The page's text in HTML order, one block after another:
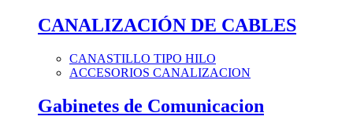
CANALIZACIÓN DE CABLES
CANASTILLO TIPO HILO
ACCESORIOS CANALIZACION
Gabinetes de Comunicacion